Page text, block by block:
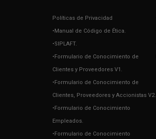
Políticas de Privacidad
•Manual de Código de Ética.
•SIPLAFT.
•Formulario de Conocimiento de
Clientes y Proveedores V1.
•Formulario de Conocimiento de
Clientes, Proveedores y Accionistas V2.
•Formulario de Conocimiento
Empleados.
•Formulario de Conocimiento